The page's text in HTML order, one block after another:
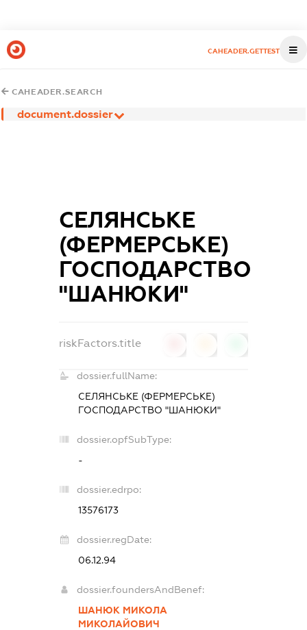
CAHEADER.GETTEST
CAHEADER.SEARCH
document.dossier
СЕЛЯНСЬКЕ
(ФЕРМЕРСЬКЕ)
ГОСПОДАРСТВО
"ШАНЮКИ"
riskFactors.title
dossier.fullName:
СЕЛЯНСЬКЕ (ФЕРМЕРСЬКЕ)
ГОСПОДАРСТВО "ШАНЮКИ"
dossier.opfSubType:
-
dossier.edrpo:
13576173
dossier.regDate:
06.12.94
dossier.foundersAndBenef:
ШАНЮК МИКОЛА
МИКОЛАЙОВИЧ